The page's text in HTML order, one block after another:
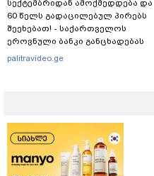
სექტემბრიდან ამოქმედდება და
60 წელს გადაცილებულ პირებს
შეეხებათ! - საქართველოს
ეროვნული ბანკი განცხადებას
ავრცელებს
palitravideo.ge